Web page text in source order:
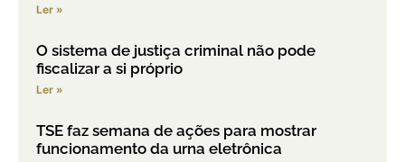
Ler »
O sistema de justiça criminal não pode
fiscalizar a si próprio
Ler »
TSE faz semana de ações para mostrar
funcionamento da urna eletrônica